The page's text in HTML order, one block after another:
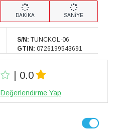
| 0.0
Değerlendirme Yap
DAKİKA SANİYE
S/N: TUNCKOL-06
GTIN: 0726199543691